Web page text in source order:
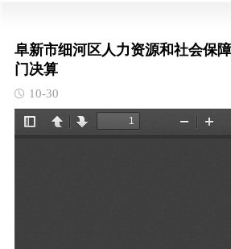
阜新市细河区人力资源和社会保
门决算
10-30